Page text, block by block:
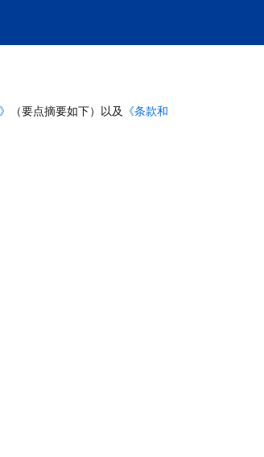
（要点摘要如下）以及 《条款和